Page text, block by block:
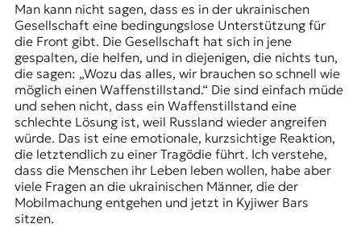
Man kann nicht sagen, dass es in der ukrainischen
Gesellschaft eine bedingungslose Unterstützung für
die Front gibt. Die Gesellschaft hat sich in jene
gespalten, die helfen, und in diejenigen, die nichts tun,
die sagen: „Wozu das alles, wir brauchen so schnell wie
möglich einen Waffenstillstand.“ Die sind einfach müde
und sehen nicht, dass ein Waffenstillstand eine
schlechte Lösung ist, weil Russland wieder angreifen
würde. Das ist eine emotionale, kurzsichtige Reaktion,
die letztendlich zu einer Tragödie führt. Ich verstehe,
dass die Menschen ihr Leben leben wollen, habe aber
viele Fragen an die ukrainischen Männer, die der
Mobilmachung entgehen und jetzt in Kyjiwer Bars
sitzen.